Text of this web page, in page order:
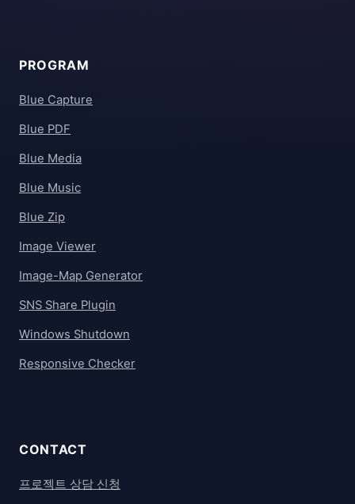
PROGRAM
Blue Capture
Blue PDF
Blue Media
Blue Music
Blue Zip
Image Viewer
Image-Map Generator
SNS Share Plugin
Windows Shutdown
Responsive Checker
CONTACT
프로젝트 상담 신청